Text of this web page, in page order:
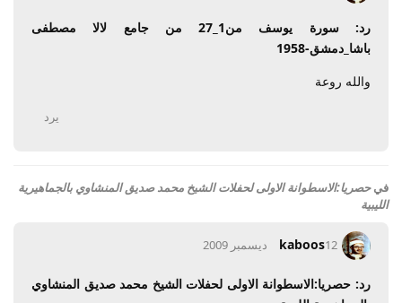
رد: سورة يوسف من1_27 من جامع لالا مصطفى
باشا_دمشق-1958
والله روعة
يرد
فيحصريا:الاسطوانة الاولى لحفلات الشيخ محمد صديق المنشاوي بالجماهيرية
الليبية
kaboos12 ديسمبر 2009
رد: حصريا:الاسطوانة الاولى لحفلات الشيخ محمد صديق المنشاوي